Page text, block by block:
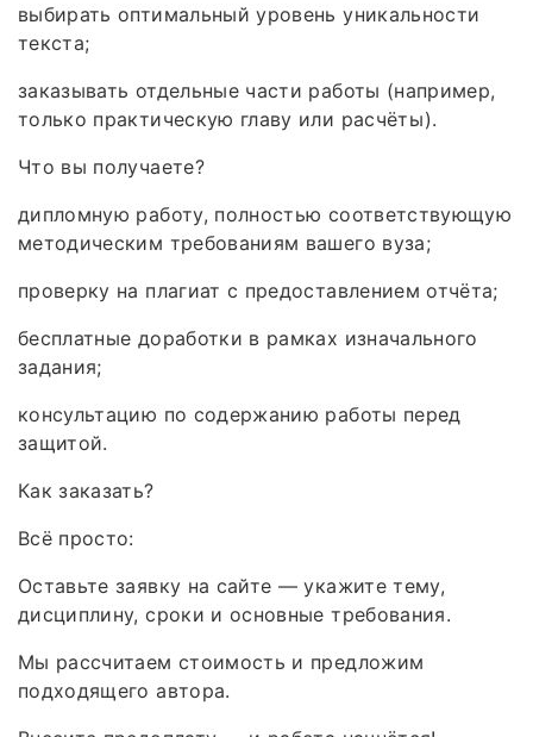
выбирать оптимальный уровень уникальности
текста;
заказывать отдельные части работы (например,
только практическую главу или расчёты).
Что вы получаете?
дипломную работу, полностью соответствующую
методическим требованиям вашего вуза;
проверку на плагиат с предоставлением отчёта;
бесплатные доработки в рамках изначального
задания;
консультацию по содержанию работы перед
защитой.
Как заказать?
Всё просто:
Оставьте заявку на сайте — укажите тему,
дисциплину, сроки и основные требования.
Мы рассчитаем стоимость и предложим
подходящего автора.